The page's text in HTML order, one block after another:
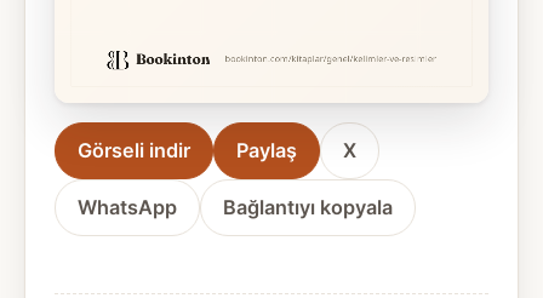
Görseli indir Paylaş X
WhatsApp Bağlantıyı kopyala